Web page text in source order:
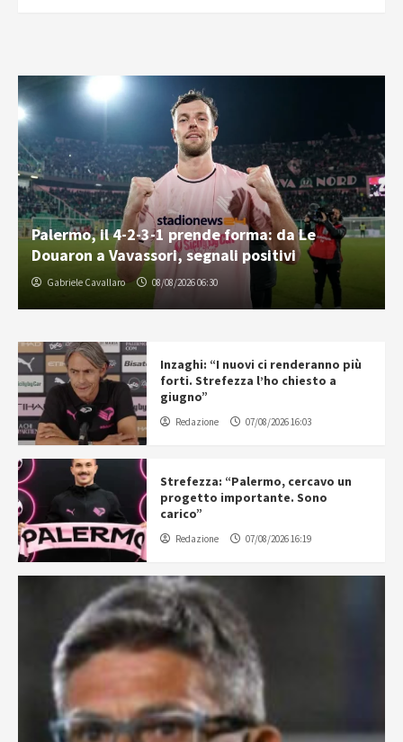
Palermo, il 4-2-3-1 prende forma: da Le
Douaron a Vavassori, segnali positivi
Gabriele Cavallaro 08/08/2026 06:30
Inzaghi: “I nuovi ci renderanno più
forti. Strefezza l’ho chiesto a
giugno”
Redazione 07/08/2026 16:03
Strefezza: “Palermo, cercavo un
progetto importante. Sono
carico”
Redazione 07/08/2026 16:19